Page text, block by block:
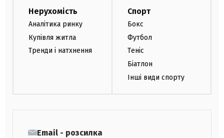
Нерухомість
Аналітика ринку
Купівля житла
Тренди і натхнення
Спорт
Бокс
Футбол
Теніс
Біатлон
Інші види спорту
Email - розсилка